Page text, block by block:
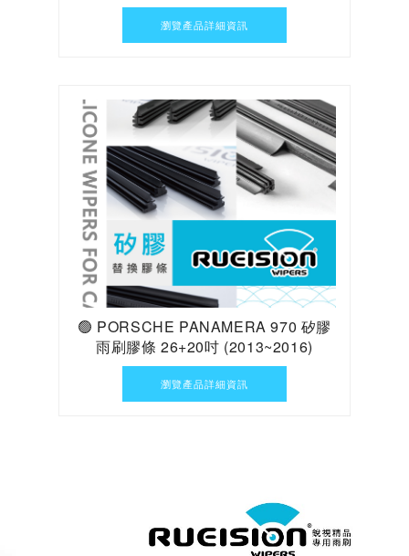
瀏覽產品詳細資訊
🟢 PORSCHE PANAMERA 970 矽膠
雨刷膠條 26+20吋 (2013~2016)
瀏覽產品詳細資訊